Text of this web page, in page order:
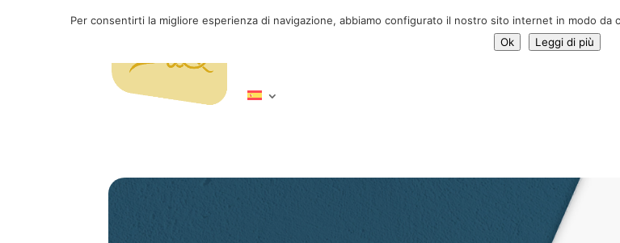
Per consentirti la migliore esperienza di navigazione, abbiamo configurato il nostro sito internet in modo
Ok
Leggi di più